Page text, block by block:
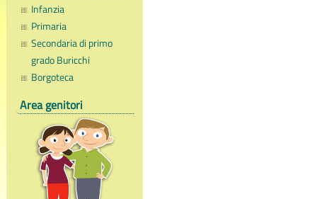
Infanzia
Primaria
Secondaria di primo
grado Buricchi
Borgoteca
Area genitori